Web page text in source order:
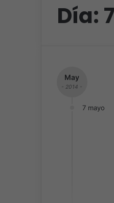
Día:
May
- 2014 -
7 mayo